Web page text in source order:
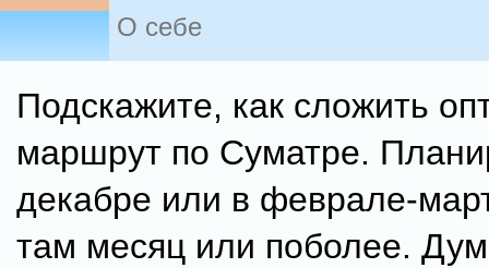
О себе
Подскажите, как сложить
маршрут по Суматре.
декабре или в феврале-
там месяц или поболее.